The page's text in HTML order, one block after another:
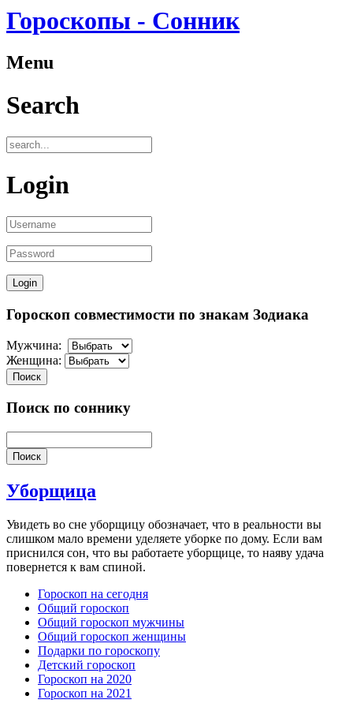
Гороскопы - Сонник
Menu
Search
Login
Гороскоп совместимости по знакам Зодиака
Мужчина:
Женщина:
Поиск
Поиск по соннику
Поиск
Уборщица
Увидеть во сне уборщицу обозначает, что в реальности вы
слишком мало времени уделяете уборке по дому. Если вам
приснился сон, что вы работаете уборщице, то наяву удача
повернется к вам спиной.
Гороскоп на сегодня
Общий гороскоп
Общий гороскоп мужчины
Общий гороскоп женщины
Подарки по гороскопу
Детский гороскоп
Гороскоп на 2020
Гороскоп на 2021